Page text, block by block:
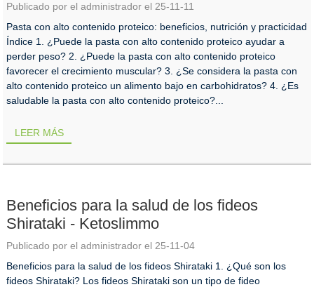
Publicado por el administrador el 25-11-11
Pasta con alto contenido proteico: beneficios, nutrición y practicidad
Índice 1. ¿Puede la pasta con alto contenido proteico ayudar a
perder peso? 2. ¿Puede la pasta con alto contenido proteico
favorecer el crecimiento muscular? 3. ¿Se considera la pasta con
alto contenido proteico un alimento bajo en carbohidratos? 4. ¿Es
saludable la pasta con alto contenido proteico?...
LEER MÁS
Beneficios para la salud de los fideos
Shirataki - Ketoslimmo
Publicado por el administrador el 25-11-04
Beneficios para la salud de los fideos Shirataki 1. ¿Qué son los
fideos Shirataki? Los fideos Shirataki son un tipo de fideo